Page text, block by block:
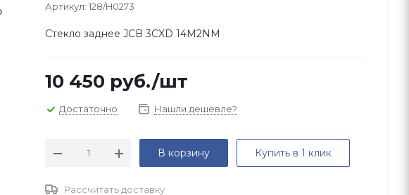
Артикул: 128/H0273
Стекло заднее JCB 3CXD 14M2NM
10 450 руб./шт
Достаточно Нашли дешевле?
В корзину Купить в 1 клик
Рассчитать доставку